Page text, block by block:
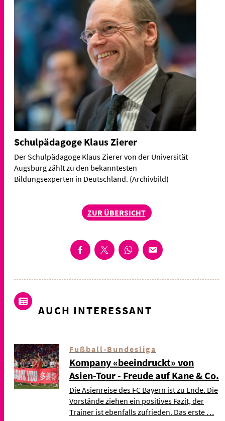
Schulpädagoge Klaus Zierer
Der Schulpädagoge Klaus Zierer von der Universität
Augsburg zählt zu den bekanntesten
Bildungsexperten in Deutschland. (Archivbild)
ZUR ÜBERSICHT
AUCH INTERESSANT
Fußball-Bundesliga
Kompany «beeindruckt» von
Asien-Tour - Freude auf Kane & Co.
Die Asienreise des FC Bayern ist zu Ende. Die
Vorstände ziehen ein positives Fazit, der
Trainer ist ebenfalls zufrieden. Das erste …